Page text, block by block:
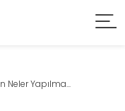
Neler Yapılma...